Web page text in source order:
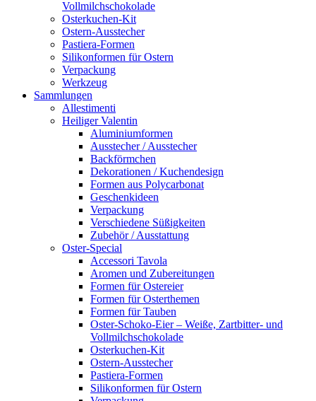
Vollmilchschokolade
Osterkuchen-Kit
Ostern-Ausstecher
Pastiera-Formen
Silikonformen für Ostern
Verpackung
Werkzeug
Sammlungen
Allestimenti
Heiliger Valentin
Aluminiumformen
Ausstecher / Ausstecher
Backförmchen
Dekorationen / Kuchendesign
Formen aus Polycarbonat
Geschenkideen
Verpackung
Verschiedene Süßigkeiten
Zubehör / Ausstattung
Oster-Special
Accessori Tavola
Aromen und Zubereitungen
Formen für Ostereier
Formen für Osterthemen
Formen für Tauben
Oster-Schoko-Eier – Weiße, Zartbitter- und
Vollmilchschokolade
Osterkuchen-Kit
Ostern-Ausstecher
Pastiera-Formen
Silikonformen für Ostern